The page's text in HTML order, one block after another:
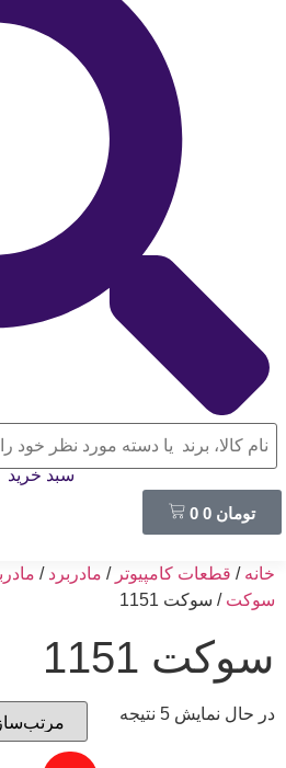
سبد خرید
تومان0
0
خانه/قطعات کامپیوتر /مادربرد/
سوکت/ سوکت 1151
سوکت 1151
در حال نمایش 5 نتیجه